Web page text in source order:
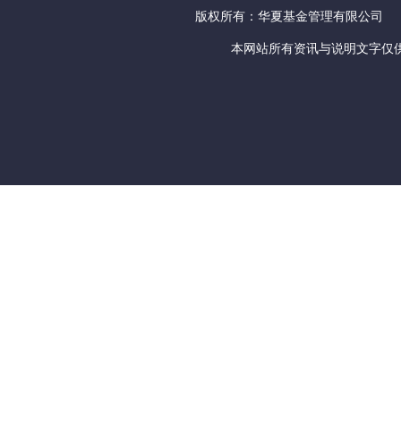
版权所有：华夏基金管理有限公司
本网站所有资讯与说明文字仅